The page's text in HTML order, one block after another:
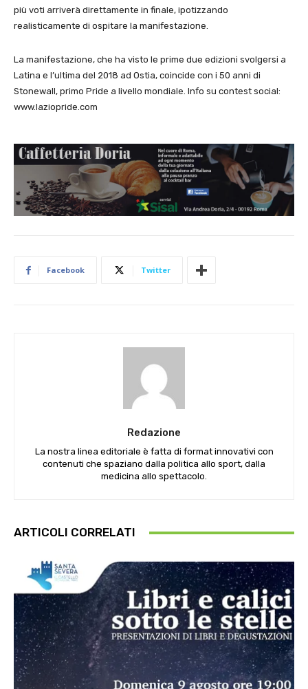
più voti arriverà direttamente in finale, ipotizzando
realisticamente di ospitare la manifestazione.
La manifestazione, che ha visto le prime due edizioni svolgersi a
Latina e l’ultima del 2018 ad Ostia, coincide con i 50 anni di
Stonewall, primo Pride a livello mondiale. Info su contest social:
www.laziopride.com
Facebook Twitter
Redazione
La nostra linea editoriale è fatta di format innovativi con
contenuti che spaziano dalla politica allo sport, dalla
medicina allo spettacolo.
ARTICOLI CORRELATI